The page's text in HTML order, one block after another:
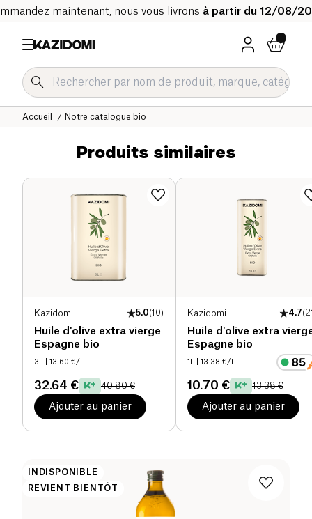
maintenant, nous vous livrons à partir du 12/08/
Notre catalogue bio
Accueil
Produits similaires
Kazidomi 5.0(10)
Huile d'olive extra vierge
Espagne bio
3L | 13.60 €/L
32.64 € 40.80 €
Ajouter au panier
Kazidomi 4.7(
Huile d'olive extra
Espagne bio
1L | 13.38 €/L
10.70 € 13.38 €
Ajouter au panier
INDISPONIBLE
REVIENT BIENTÔT